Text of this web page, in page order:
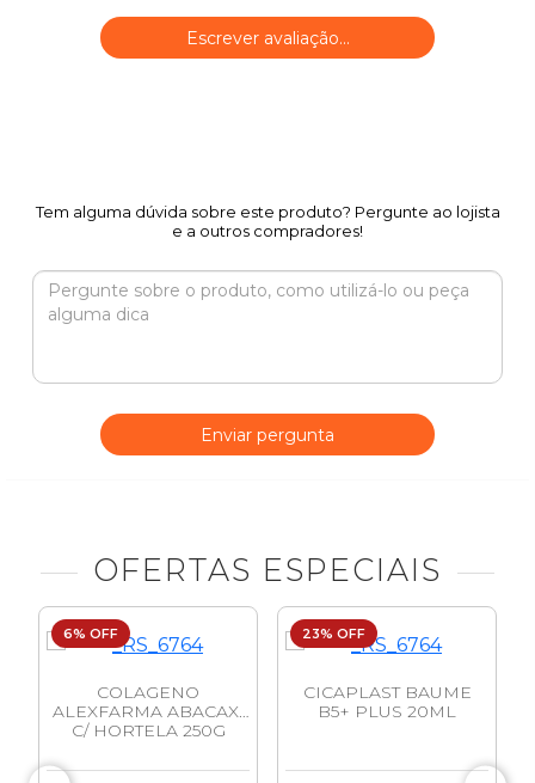
Escrever avaliação...
Tem alguma dúvida sobre este produto? Pergunte ao lojista
e a outros compradores!
Enviar pergunta
OFERTAS ESPECIAIS
6% OFF
COLAGENO
ALEXFARMA ABACAXI
C/ HORTELA 250G
23% OFF
CICAPLAST BAUME
B5+ PLUS 20ML